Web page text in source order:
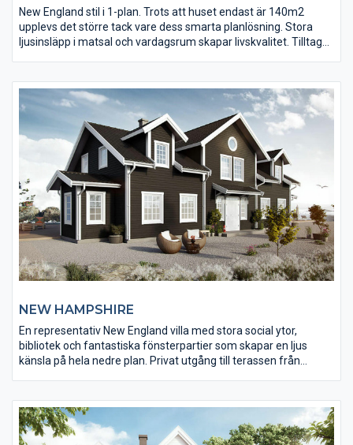
New England stil i 1-plan. Trots att huset endast är 140m2
upplevs det större tack vare dess smarta planlösning. Stora
ljusinsläpp i matsal och vardagsrum skapar livskvalitet. Tilltaget
NEW HAMPSHIRE
En representativ New England villa med stora social ytor,
bibliotek och fantastiska fönsterpartier som skapar en ljus
känsla på hela nedre plan. Privat utgång till terassen från
Du bastu, tre stora sovrum samt ett vardagsrum på 40M2. Ett
hus att visa upp, leva och växa i, helt enkelt vårt största hus!